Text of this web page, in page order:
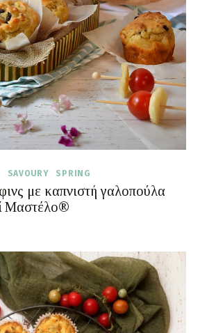
SAVOURY SPRING
με καπνιστή γαλοπούλα
Μαστέλο®